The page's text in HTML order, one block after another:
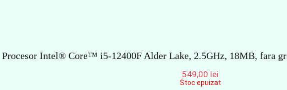
Procesor Intel® Core™ i5-12400F Alder Lake, 2.5GHz, 18MB, fara
549,00 lei
Stoc epuizat